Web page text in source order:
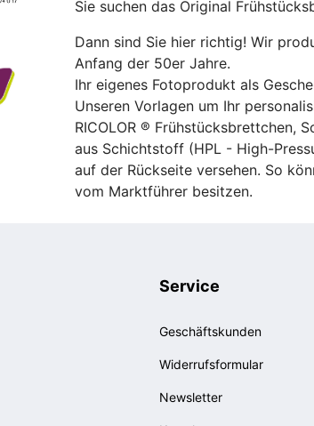
Sie suchen das Original
Dann sind Sie hier richtig! Wir
Anfang der 50er Jahre.
Ihr eigenes Fotoprodukt als
Unseren Vorlagen um Ihr
RICOLOR ® Frühstücksbrettchen,
aus Schichtstoff (HPL - High-
auf der Rückseite versehen. So
vom Marktführer besitzen.
Service
Geschäftskunden
Widerrufsformular
Newsletter